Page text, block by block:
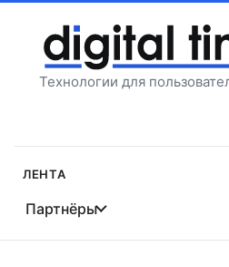
содержимому
Технологии для
Лента
Партнёры